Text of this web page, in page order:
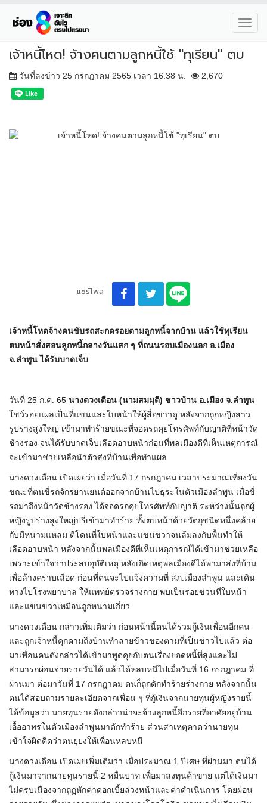
เจ้าหนี้โหด! จ้างคนตามลูกหนี้ใช้ "ทุเรียน" ตบ
วันที่ลงข่าว 25 กรกฎาคม 2565 เวลา 16:38 น. 2,670
แชร์โพส
เจ้าหนี้โหดจ้างคนขับรถสะกดรอยตามลูกหนี้จากบ้าน แล้วใช้ทุเรียน
ตบหน้าสั่งสอนลูกหนี้กลางวันแสก ๆ ที่ถนนรอบเมืองนอก อ.เมือง
จ.ลำพูน ได้รับบาดเจ็บ
วันที่ 25 ก.ค. 65 นางดวงเดือน (นามสมมุติ) ชาวบ้าน อ.เมือง จ.ลำพูน
โชว์รอยแผลเป็นที่แขนและใบหน้าให้ผู้สื่อข่าวดู หลังจากถูกหญิงสาว
รูปร่างสูงใหญ่ เข้ามาทำร้ายขณะที่จอดรถคุยโทรศัพท์กับญาติที่หน้าวัด
ช้างรอง จนได้รับบาดเจ็บเลือดอาบหน้าก่อนที่พลเมืองดีที่เห็นเหตุการณ์
จะเข้ามาช่วยเหลือนำตัวส่งที่บ้านเพื่อทำแผล
นางดวงเดือน เปิดเผยว่า เมื่อวันที่ 17 กรกฎาคม เวลาประมาณเที่ยงวัน
ขณะที่ตนขี่รถจักรยานยนต์ออกจากบ้านไปธุระในตัวเมืองลำพูน เมื่อขี่
รถมาถึงหน้าวัดช้างรอง ได้จอดรถคุยโทรศัพท์กับญาติ ระหว่างนั้นถูกผู้
หญิงรูปร่างสูงใหญ่ปรี่เข้ามาทำร้าย ทั้งตบหน้าด้วยวัตถุชนิดหนึ่งคล้าย
กับมีหนามแหลม ตีโดนที่ใบหน้าและแขนขวาจนล้มลงกับพื้นทำให้
เลือดอาบหน้า หลังจากนั้นพลเมืองดีที่เห็นเหตุการณ์ได้เข้ามาช่วยเหลือ
เพราะเข้าใจว่าประสบอุบัติเหตุ หลังเกิดเหตุพลเมืองดีได้พามาส่งที่บ้าน
เพื่อล้างคราบเลือด ก่อนที่ตนจะไปแจ้งความที่ สภ.เมืองลำพูน และเดิน
ทางไปโรงพยาบาล ให้แพทย์ตรวจร่างกาย พบเป็นรอยข่วนที่ใบหน้า
และแขนขวาเหมือนถูกหนามเกี่ยว
นางดวงเดือน กล่าวเพิ่มเติมว่า ก่อนหน้านี้ตนได้ร่วมกู้เงินเพื่อนอีกคน
และถูกเจ้าหนี้คุกคามถึงบ้านทำลายข้าวของตามที่เป็นข่าวไปแล้ว ต่อ
มาเพื่อนคนดังกล่าวได้เข้ามาพูดคุยกับตนเรื่องยอดหนี้ที่สูงและไม่
สามารถผ่อนจ่ายรายวันได้ แล้วได้หลบหนีไปเมื่อวันที่ 16 กรกฎาคม ที่
ผ่านมา ต่อมาวันที่ 17 กรกฎาคม ตนก็ถูกดักทำร้ายร่างกาย หลังจากนั้น
ตนได้สอบถามรายละเอียดจากเพื่อน ๆ ที่กู้เงินจากนายทุนผู้หญิงรายนี้
ได้ข้อมูลว่า นายทุนรายดังกล่าวน่าจะจ้างลูกหนี้อีกรายที่อาศัยอยู่บ้าน
เอื้ออาทรในตัวเมืองลำพูนมาดักทำร้าย ส่วนสาเหตุคาดว่านายทุน
เข้าใจผิดคิดว่าตนยุยงให้เพื่อนหลบหนี
นางดวงเดือน เปิดเผยเพิ่มเติมว่า เมื่อประมาณ 1 ปีเศษ ที่ผ่านมา ตนได้
กู้เงินมาจากนายทุนรายนี้ 2 หมื่นบาท เพื่อมาลงทุนค้าขาย แต่ได้เงินมา
ไม่ครบเนื่องจากถูฏหักค่าดอกเบี้ยล่วงหน้าและค่าดำเนินการ โดยผ่อน